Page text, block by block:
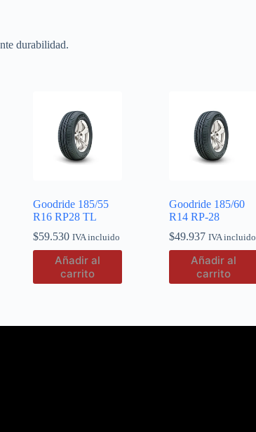
durabilidad.
Goodride 185/55
R16 RP28 TL
$59.530 IVA incluido
Añadir al
carrito
Goodride 185/60
R14 RP-28
$49.937 IVA incluido
Añadir al
carrito